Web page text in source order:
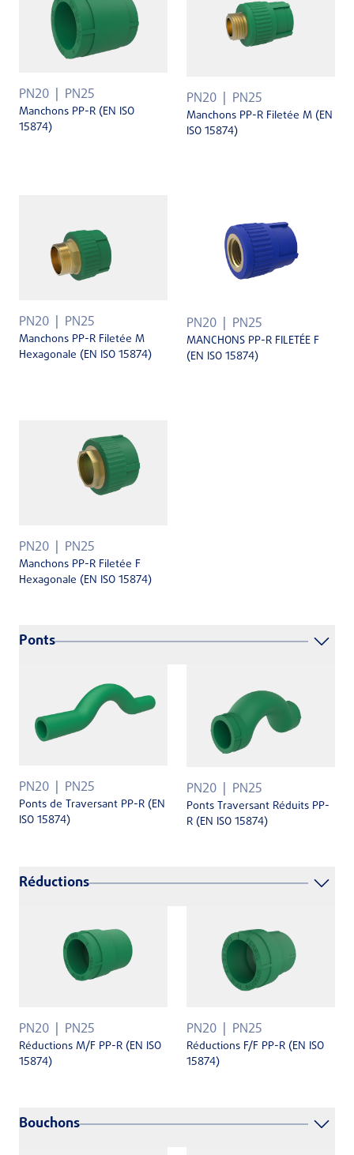
PN20 PN25
Manchons PP-R (EN ISO
15874)
PN20 PN25
Manchons PP-R Filetée M (EN
ISO 15874)
PN20 PN25
Manchons PP-R Filetée M
Hexagonale (EN ISO 15874)
PN20 PN25
MANCHONS PP-R FILETÉE F
(EN ISO 15874)
PN20 PN25
Manchons PP-R Filetée F
Hexagonale (EN ISO 15874)
Ponts
PN20 PN25
Ponts de Traversant PP-R (EN
ISO 15874)
PN20 PN25
Ponts Traversant Réduits PP-
R (EN ISO 15874)
Réductions
PN20 PN25
Réductions M/F PP-R (EN ISO
15874)
PN20 PN25
Réductions F/F PP-R (EN ISO
15874)
Bouchons